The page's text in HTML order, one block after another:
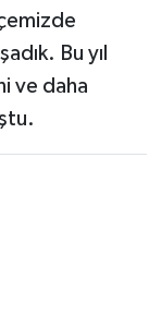
Bu yıl
ve daha